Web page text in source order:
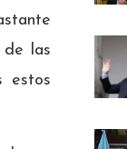
las
estos